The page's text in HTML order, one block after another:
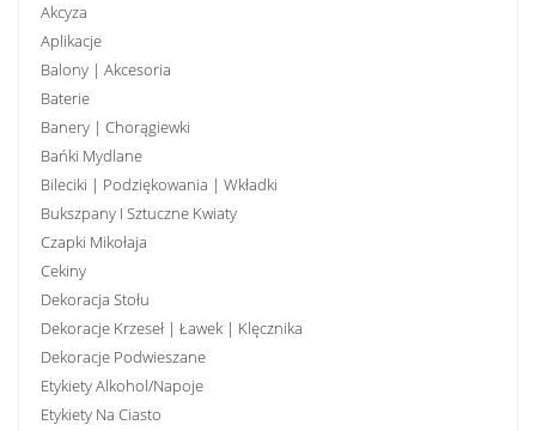
Akcyza
Aplikacje
Balony | Akcesoria
Baterie
Banery | Chorągiewki
Bańki Mydlane
Bileciki | Podziękowania | Wkładki
Bukszpany I Sztuczne Kwiaty
Czapki Mikołaja
Cekiny
Dekoracja Stołu
Dekoracje Krzeseł | Ławek | Klęcznika
Dekoracje Podwieszane
Etykiety Alkohol/Napoje
Etykiety Na Ciasto